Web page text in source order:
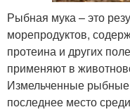
Рыбная мука – это
морепродуктов,
протеина и других
применяют в
Измельченные
последнее место